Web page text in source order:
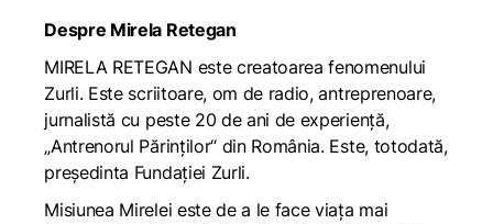
Despre Mirela Retegan
MIRELA RETEGAN este creatoarea fenomenului
Zurli. Este scriitoare, om de radio, antreprenoare,
jurnalistă cu peste 20 de ani de experienţă,
„Antrenorul Părinţilor“ din România. Este, totodată,
președinta Fundației Zurli.
Misiunea Mirelei este de a le face viața mai